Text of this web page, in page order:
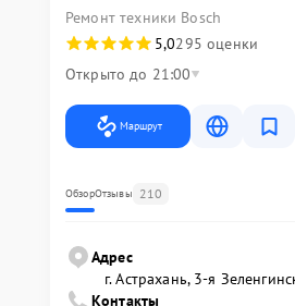
Ремонт техники Bosch
5,0295 оценки
Открыто до 21:00
Маршрут
ОбзорОтзывы 210
Адрес
г. Астрахань, 3-я
Контакты